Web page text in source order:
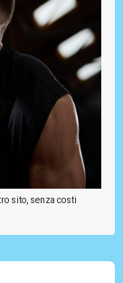
sito, senza costi